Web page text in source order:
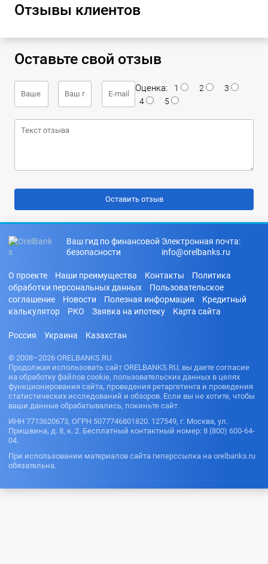
Отзывы клиентов
Оставьте свой отзыв
Оценка: 1 2
3
4
5
Ваш гид по финансовой
безопасности
Электронная почта:
info@orelbanks.ru
О проекте Наши преимущества Контакты
Политика
обработки персональных данных
Пользовательское
соглашение
Новости Полезная информация
Кредитный
калькулятор
РКО Заявка на ипотеку Карта сайта
Россия Украина Казахстан
© 2008–2026 ORELBANKS.RU.
Продолжая использовать сайт ORELBANKS.RU, вы даете согласие
на обработку файлов cookie, пользовательских данных в целях
функционирования сайта, проведения ретаргетинга и проведения
статистических исследований и обзоров. Если вы не хотите, чтобы
ваши данные обрабатывались, покиньте сайт.
ИНН 7713620673, ОГРН 5077746801820. 127549, г. Москва, ул.
Пришвина, д. 8, к. 2. Бесплатный контактный номер: 8 (800) 600-64-
04.
При использовании материалов сайта гиперссылка на orelbanks.ru
обязательна.